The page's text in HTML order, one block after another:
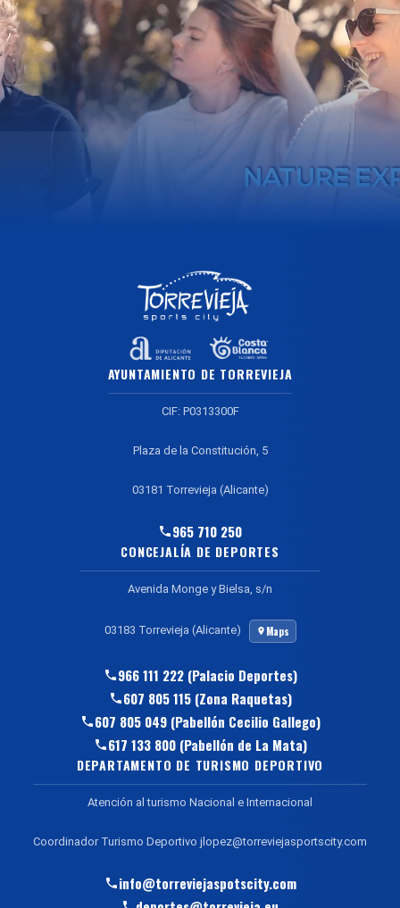
AYUNTAMIENTO DE TORREVIEJA
CIF: P0313300F
Plaza de la Constitución, 5
03181 Torrevieja (Alicante)
965 710 250
CONCEJALÍA DE DEPORTES
Avenida Monge y Bielsa, s/n
03183 Torrevieja (Alicante) Maps
966 111 222 (Palacio Deportes)
607 805 115 (Zona Raquetas)
607 805 049 (Pabellón Cecilio Gallego)
617 133 800 (Pabellón de La Mata)
DEPARTAMENTO DE TURISMO DEPORTIVO
Atención al turismo Nacional e Internacional
Coordinador Turismo Deportivo jlopez@torreviejasportscity.com
info@torreviejaspotscity.com